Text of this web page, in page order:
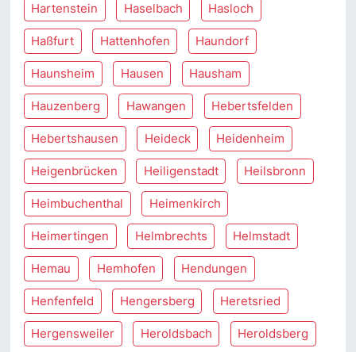
Hartenstein Haselbach Hasloch
Haßfurt Hattenhofen Haundorf
Haunsheim Hausen Hausham
Hauzenberg Hawangen Hebertsfelden
Hebertshausen Heideck Heidenheim
Heigenbrücken Heiligenstadt Heilsbronn
Heimbuchenthal Heimenkirch
Heimertingen Helmbrechts Helmstadt
Hemau Hemhofen Hendungen
Henfenfeld Hengersberg Heretsried
Hergensweiler Heroldsbach Heroldsberg